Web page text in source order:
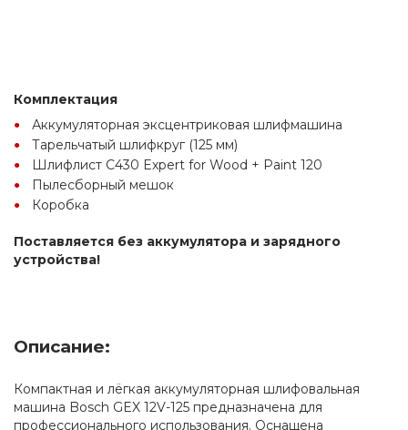
Комплектация
Аккумуляторная эксцентриковая шлифмашина
Тарельчатый шлифкруг (125 мм)
Шлифлист C430 Expert for Wood + Paint 120
Пылесборный мешок
Коробка
Поставляется без аккумулятора и зарядного
устройства!
Описание:
Компактная и лёгкая аккумуляторная шлифовальная
машина Bosch GEX 12V-125 предназначена для
профессионального использования. Оснащена